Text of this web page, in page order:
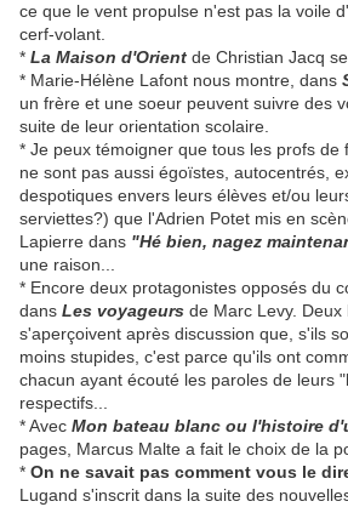
ce que le vent propulse n'est pas la voile
cerf-volant.
* La Maison d'Orient de Christian Jacq
* Marie-Hélène Lafont nous montre, dans
un frère et une soeur peuvent suivre des
suite de leur orientation scolaire.
* Je peux témoigner que tous les profs de
ne sont pas aussi égoïstes, autocentrés,
despotiques envers leurs élèves et/ou
serviettes?) que l'Adrien Potet mis en
Lapierre dans "Hé bien, nagez
une raison...
* Encore deux protagonistes opposés du
dans Les voyageurs de Marc Levy.
s'aperçoivent après discussion que, s'ils
moins stupides, c'est parce qu'ils ont
chacun ayant écouté les paroles de leurs
respectifs...
* Avec Mon bateau blanc ou l'histoire
pages, Marcus Malte a fait le choix de la
* On ne savait pas comment vous le
Lugand s'inscrit dans la suite des